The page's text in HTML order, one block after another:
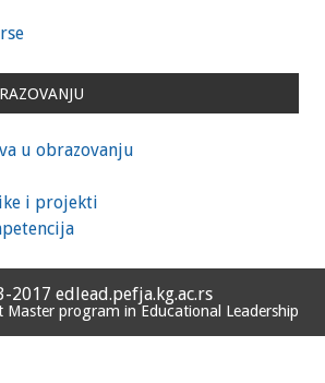
u obrazovanju
i projekti
edlead.pefja.kg.ac.rs
Master program in Educational Leadership